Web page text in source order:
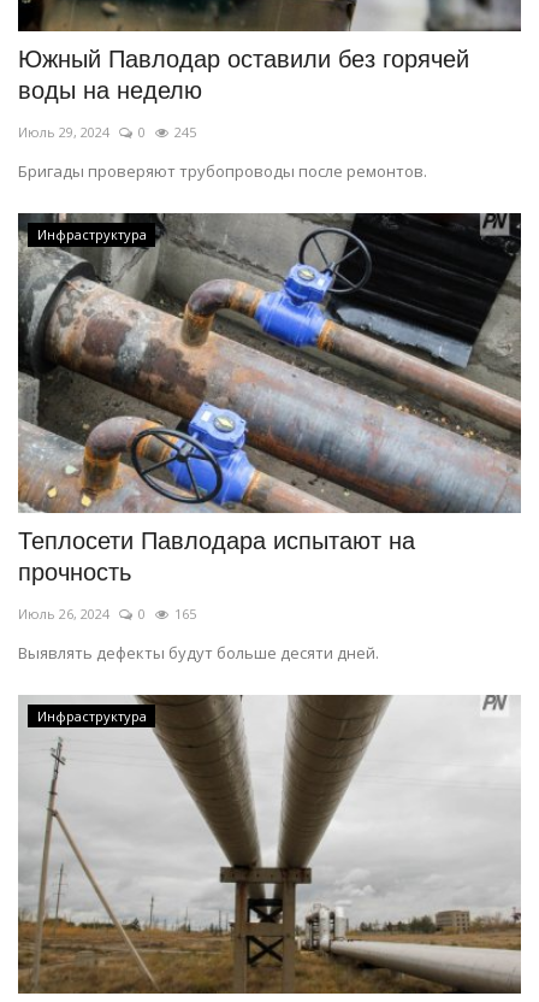
Южный Павлодар оставили без горячей
воды на неделю
Июль 29, 2024 0 245
Бригады проверяют трубопроводы после ремонтов.
Инфраструктура
Теплосети Павлодара испытают на
прочность
Июль 26, 2024 0 165
Выявлять дефекты будут больше десяти дней.
Инфраструктура